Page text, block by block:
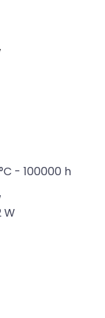
- 100000 h
W